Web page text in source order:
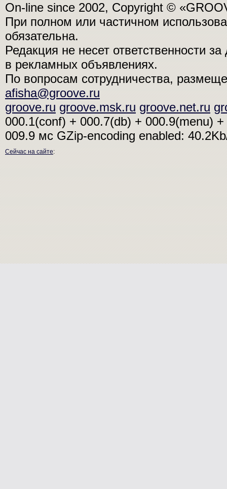
On-line since 2002, Copyright ©
При полном или частичном
обязательна.
Редакция не несет ответственности
в рекламных объявлениях.
По вопросам сотрудничества,
afisha@groove.ru
groove.ru groove.msk.ru groove.net.ru
000.1(conf) + 000.7(db) + 000.9(menu)
009.9 мсGZip-encoding enabled:
Сейчас на сайте: